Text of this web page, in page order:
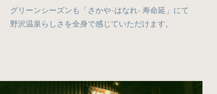
グリーンシーズンも「さかや-はなれ- 寿命延」にて
野沢温泉らしさを全身で感じていただけます。